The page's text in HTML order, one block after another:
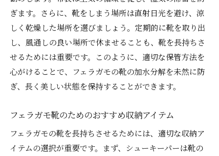
ぎます。さらに、靴をしまう場所は直射日光を避け、涼
しく乾燥した場所を選びましょう。定期的に靴を取り出
し、風通しの良い場所で休ませることも、靴を長持ちさ
せるためには重要です。このように、適切な保管方法を
心がけることで、フェラガモの靴の加水分解を未然に防
ぎ、長く美しい状態を保持することができます。
フェラガモ靴のためのおすすめ収納アイテム
フェラガモの靴を長持ちさせるためには、適切な収納ア
イテムの選択が重要です。まず、シューキーパーは靴の